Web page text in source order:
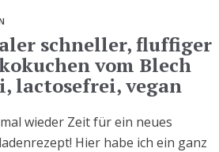
schneller, fluffiger
vom Blech
lactosefrei, vegan
wieder Zeit für ein neues
Hier habe ich ein ganz